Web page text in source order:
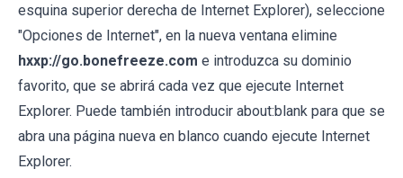
esquina superior derecha de Internet Explorer), seleccione
"Opciones de Internet", en la nueva ventana elimine
hxxp://go.bonefreeze.com e introduzca su dominio
favorito, que se abrirá cada vez que ejecute Internet
Explorer. Puede también introducir about:blank para que se
abra una página nueva en blanco cuando ejecute Internet
Explorer.